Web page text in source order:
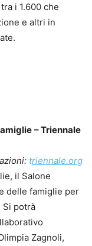
i 1.600 che
e altri in
– Triennale
triennale.org
il Salone
delle famiglie per
Si potrà
Zagnoli,